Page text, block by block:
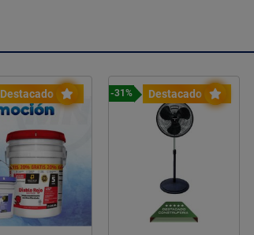
Destacado Destacado
-31%